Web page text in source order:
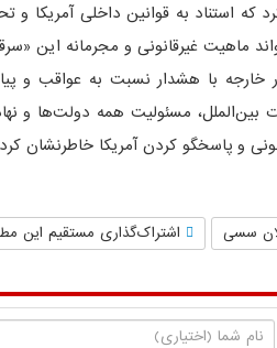
که استناد به قوانین داخلی آمریکا و
ماهیت غیرقانونی و مجرمانه این
با هشدار نسبت به عواقب و
بین‌الملل، مسئولیت همه دولت‌ها و
و پاسخگو کردن آمریکا خاطرنشان
سسی اشتراک‌گذاری مستقیم این